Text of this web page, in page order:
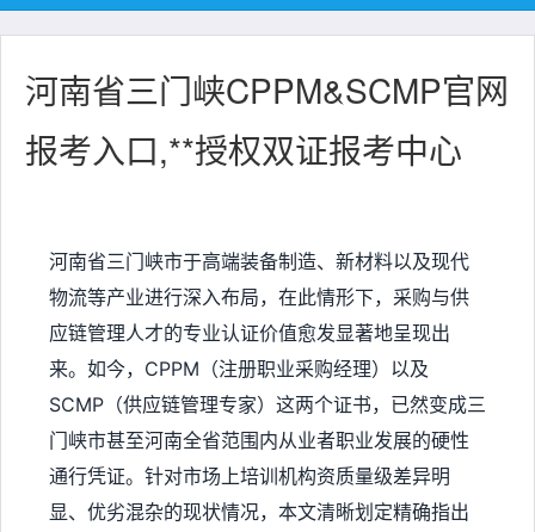
河南省三门峡CPPM&SCMP官网
报考入口,**授权双证报考中心
河南省三门峡市于高端装备制造、新材料以及现代
物流等产业进行深入布局，在此情形下，采购与供
应链管理人才的专业认证价值愈发显著地呈现出
来。如今，CPPM（注册职业采购经理）以及
SCMP（供应链管理专家）这两个证书，已然变成三
门峡市甚至河南全省范围内从业者职业发展的硬性
通行凭证。针对市场上培训机构资质量级差异明
显、优劣混杂的现状情况，本文清晰划定精确指出